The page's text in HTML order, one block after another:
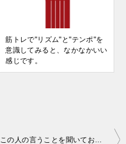
筋トレで"リズム"と"テンポ"を
意識してみると、なかなかいい
感じです。